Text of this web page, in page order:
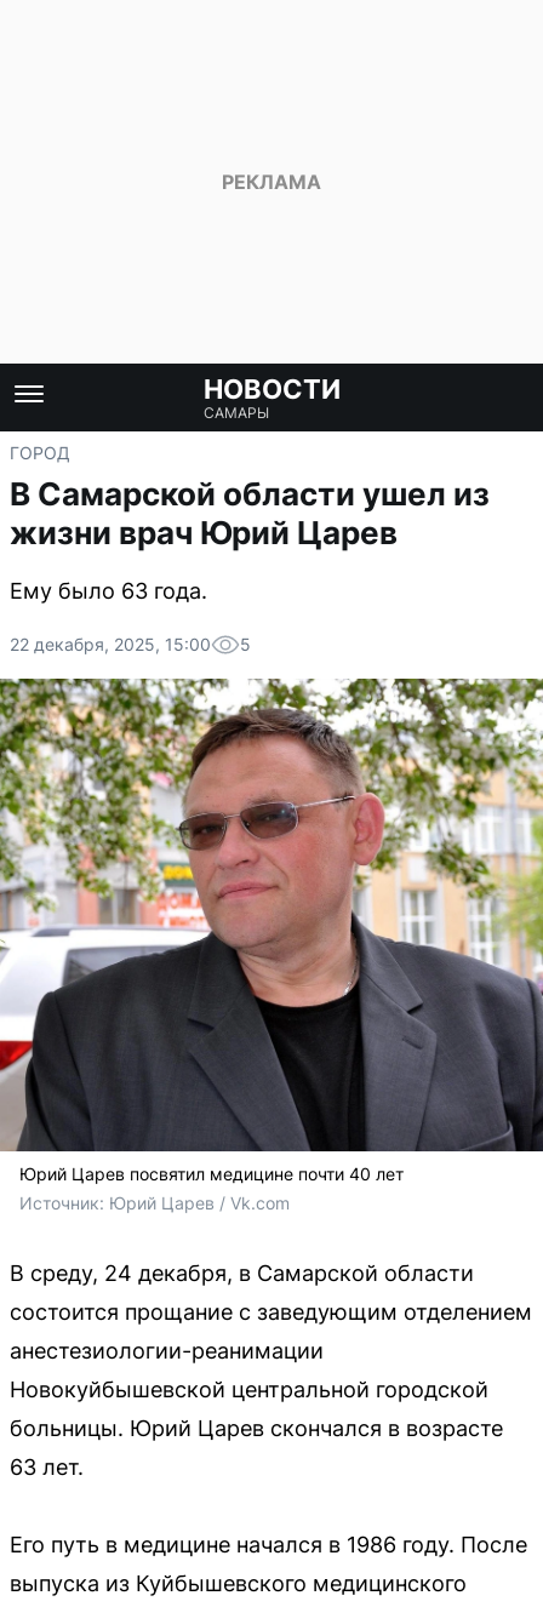
НОВОСТИ
САМАРЫ
ГОРОД
В Самарской области ушел из
жизни врач Юрий Царев
Ему было 63 года.
22 декабря, 2025, 15:00 5
Юрий Царев посвятил медицине почти 40 лет
Источник: Юрий Царев / Vk.com
В среду, 24 декабря, в Самарской области
состоится прощание с заведующим отделением
анестезиологии-реанимации
Новокуйбышевской центральной городской
больницы. Юрий Царев скончался в возрасте
63 лет.
Его путь в медицине начался в 1986 году. После
выпуска из Куйбышевского медицинского